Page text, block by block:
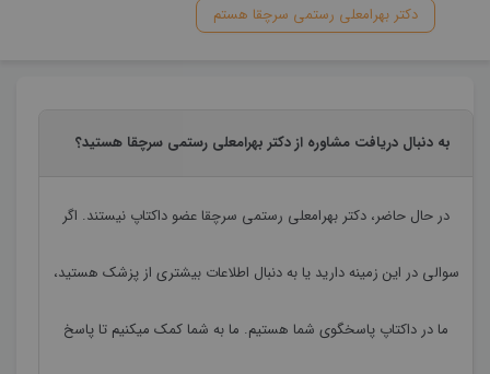
دکتر بهرامعلی رستمی سرچقا هستم
به دنبال دریافت مشاوره از دکتر بهرامعلی رستمی سرچقا هستید؟
در حال حاضر، دکتر بهرامعلی رستمی سرچقا عضو داکتاپ نیستند. اگر
سوالی در این زمینه دارید یا به دنبال اطلاعات بیشتری از پزشک هستید،
ما در داکتاپ پاسخگوی شما هستیم. ما به شما کمک میکنیم تا پاسخ